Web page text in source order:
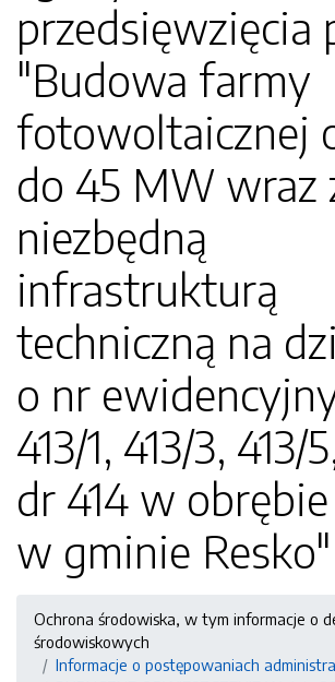
przedsięwzięcia
"Budowa farmy
fotowoltaicznej
do 45 MW wraz
niezbędną
infrastrukturą
techniczną na
o nr
413/1, 413/3, 413/
dr 414 w
w gminie Resko"
Ochrona środowiska, w tym informacje o
środowiskowych
Informacje o postępowaniach